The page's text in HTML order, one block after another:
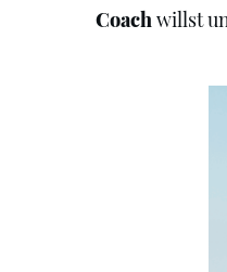
Coachwillst